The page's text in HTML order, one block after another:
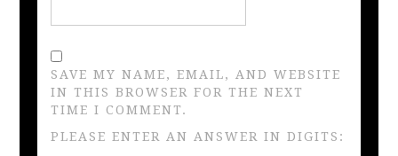
SAVE MY NAME, EMAIL, AND WEBSITE
IN THIS BROWSER FOR THE NEXT
TIME I COMMENT.
PLEASE ENTER AN ANSWER IN DIGITS: